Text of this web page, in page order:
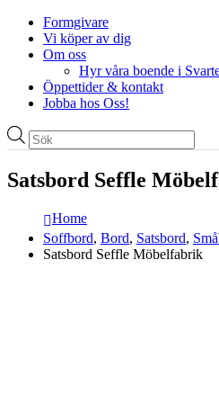
Formgivare
Vi köper av dig
Om oss
Hyr våra boende i
Öppettider & kontakt
Jobba hos Oss!
Produktsökning
Satsbord Seffle
Home
Soffbord, Bord, Satsbord,
Satsbord Seffle Möbelfabrik